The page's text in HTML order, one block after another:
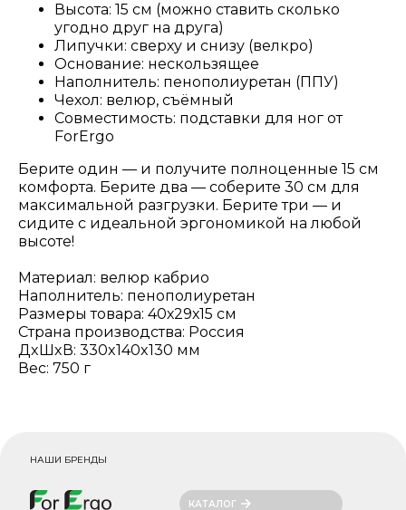
Высота: 15 см (можно ставить сколько
угодно друг на друга)
Липучки: сверху и снизу (велкро)
Основание: нескользящее
Наполнитель: пенополиуретан (ППУ)
Чехол: велюр, съёмный
Совместимость: подставки для ног от
ForErgo
Берите один — и получите полноценные 15 см
комфорта. Берите два — соберите 30 см для
максимальной разгрузки. Берите три — и
сидите с идеальной эргономикой на любой
высоте!
Материал: велюр кабрио
Наполнитель: пенополиуретан
Размеры товара: 40х29х15 см
Страна производства: Россия
ДxШxВ: 330x140x130 мм
Вес: 750 г
НАШИ БРЕНДЫ
КАТАЛОГ